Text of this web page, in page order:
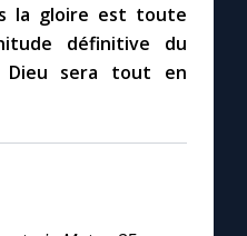
la gloire est toute
définitive du
Dieu sera tout en